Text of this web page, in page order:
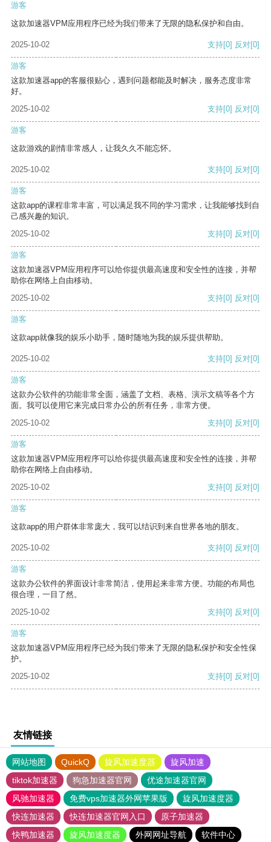
游客
这款加速器VPM应用程序已经为我们带来了无限的隐私保护和自由。
2025-10-02 支持[0] 反对[0]
游客
这款加速器app的客服很贴心，遇到问题都能及时解决，服务态度非常
好。
2025-10-02
支持[0] 反对[0]
游客
这款游戏的剧情非常感人，让我久久不能忘怀。
2025-10-02 支持[0] 反对[0]
游客
这款app的课程非常丰富，可以满足我不同的学习需求，让我能够找到自
己感兴趣的知识。
2025-10-02
支持[0] 反对[0]
游客
这款加速器VPM应用程序可以给你提供最高速度和安全性的连接，并帮
助你在网络上自由移动。
2025-10-02
支持[0] 反对[0]
游客
这款app就像我的娱乐小助手，随时随地为我的娱乐提供帮助。
2025-10-02 支持[0] 反对[0]
游客
这款办公软件的功能非常全面，涵盖了文档、表格、演示文稿等各个方
面。我可以使用它来完成日常办公的所有任务，非常方便。
2025-10-02
支持[0] 反对[0]
游客
这款加速器VPM应用程序可以给你提供最高速度和安全性的连接，并帮
助你在网络上自由移动。
2025-10-02
支持[0] 反对[0]
游客
这款app的用户群体非常庞大，我可以结识到来自世界各地的朋友。
2025-10-02 支持[0] 反对[0]
游客
这款办公软件的界面设计非常简洁，使用起来非常方便。功能的布局也
很合理，一目了然。
2025-10-02
支持[0] 反对[0]
游客
这款加速器VPM应用程序已经为我们带来了无限的隐私保护和安全性保
护。
2025-10-02
支持[0] 反对[0]
友情链接
网站地图 QuickQ 旋风加速度器
旋风加速
tiktok加速器
狗急加速器官网
优途加速器官网
风驰加速器
免费vps加速器外网苹果版
旋风加速度器
快连加速器
快连加速器官网入口
原子加速器
快鸭加速器
旋风加速度器 外网网址导航 软件中心